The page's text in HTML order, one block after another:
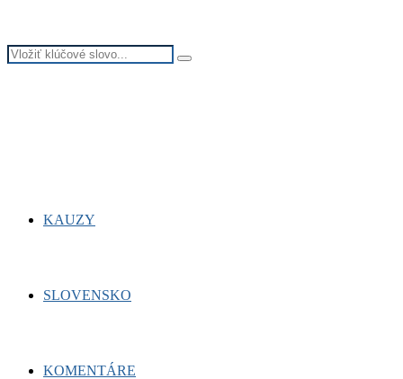
Search
Search
KAUZY
SLOVENSKO
KOMENTÁRE